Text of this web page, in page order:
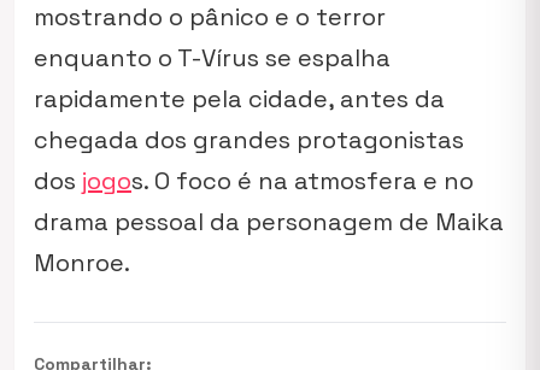
mostrando o pânico e o terror
enquanto o T-Vírus se espalha
rapidamente pela cidade, antes da
chegada dos grandes protagonistas
dos jogos. O foco é na atmosfera e no
drama pessoal da personagem de Maika
Monroe.
Compartilhar: